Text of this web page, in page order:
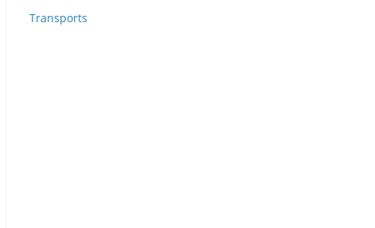
Transports